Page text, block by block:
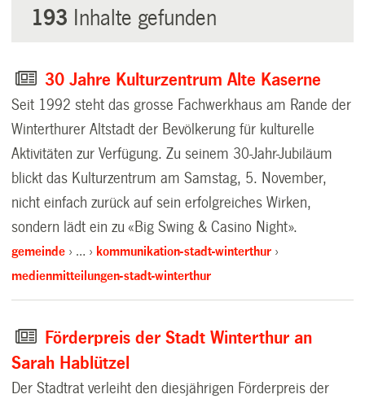
193 Inhalte gefunden
30 Jahre Kulturzentrum Alte Kaserne
Seit 1992 steht das grosse Fachwerkhaus am Rande der
Winterthurer Altstadt der Bevölkerung für kulturelle
Aktivitäten zur Verfügung. Zu seinem 30-Jahr-Jubiläum
blickt das Kulturzentrum am Samstag, 5. November,
nicht einfach zurück auf sein erfolgreiches Wirken,
sondern lädt ein zu «Big Swing & Casino Night».
gemeinde …
kommunikation-stadt-winterthur
medienmitteilungen-stadt-winterthur
Förderpreis der Stadt Winterthur an
Sarah Hablützel
Der Stadtrat verleiht den diesjährigen Förderpreis der